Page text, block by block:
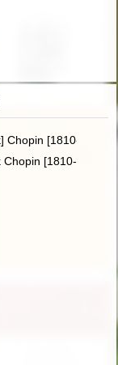
przemyskiej
[1804-1876]
Chopin [1810-1849].
powstańcy[1810-1849]